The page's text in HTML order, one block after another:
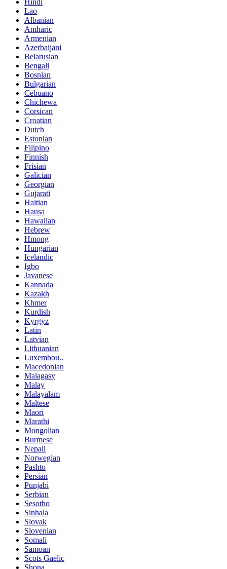
Lao
Albanian
Amharic
Armenian
Azerbaijani
Belarusian
Bengali
Bosnian
Bulgarian
Cebuano
Chichewa
Corsican
Croatian
Dutch
Estonian
Filipino
Finnish
Frisian
Galician
Georgian
Gujarati
Haitian
Hausa
Hawaiian
Hebrew
Hmong
Hungarian
Icelandic
Igbo
Javanese
Kannada
Kazakh
Khmer
Kurdish
Kyrgyz
Latin
Latvian
Lithuanian
Luxembou..
Macedonian
Malagasy
Malay
Malayalam
Maltese
Maori
Marathi
Mongolian
Burmese
Nepali
Norwegian
Pashto
Persian
Punjabi
Serbian
Sesotho
Sinhala
Slovak
Slovenian
Somali
Samoan
Scots Gaelic
Shona